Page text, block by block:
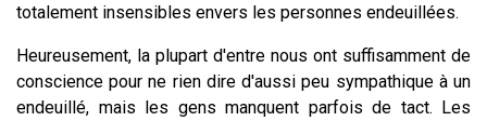
totalement insensibles envers les personnes endeuillées.
Heureusement, la plupart d'entre nous ont suffisamment de
conscience pour ne rien dire d'aussi peu sympathique à un
endeuillé, mais les gens manquent parfois de tact. Les